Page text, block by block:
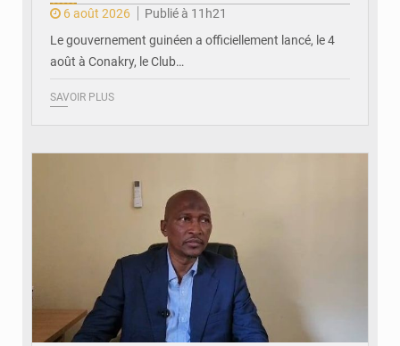
6 août 2026
Publié à 11h21
Le gouvernement guinéen a officiellement lancé, le 4
août à Conakry, le Club…
SAVOIR PLUS